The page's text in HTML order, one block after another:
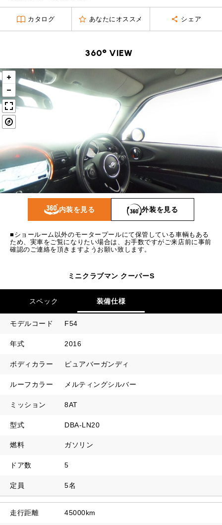
ローバーミニ買取査定依頼
Movie
ローバーミニナレッジ
MAP
工場
お問い合わせ
BMW MINIサービス工場
iR TECH FACTORY
ROVER MINIサービス工場
iR MAKERS
TEL
MAP
買取
査定依頼
購入相談
残価ローンの場合
総支払額 209.4 万円
頭金 30 万円
残価
支払回数
ボーナス支払回数/年
内訳
1回目
2回目以降 9,500
ボーナス月数 14 回
カタログ あなたにオススメ シェア
360° VIEW
内装を見る 外装を見る
■ショールーム以外のモータープールにて保管している車輌もある
ため、実車をご覧になりたい場合は、お手数ですがご来店前に事前
確認のご連絡を頂きますようお願い致します。
ミニクラブマン クーパーS
スペック 装備仕様
モデルコード F54
年式 2016
ボディカラー ピュアバーガンディ
ルーフカラー メルティングシルバー
ミッション 8AT
型式 DBA-LN20
燃料 ガソリン
ドア数 5
定員 5名
走行距離 45000km